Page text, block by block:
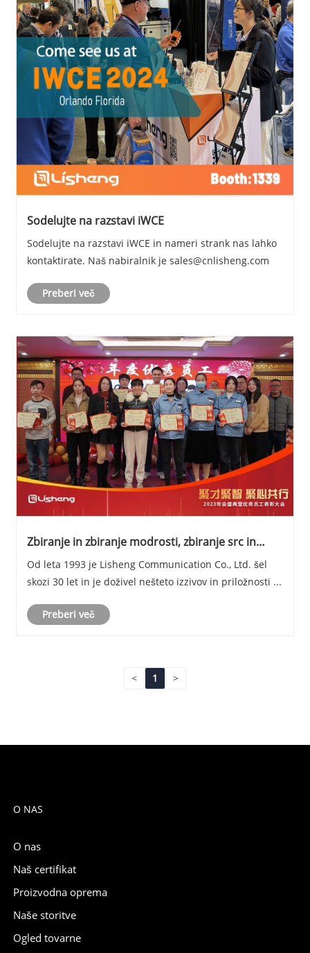
Sodelujte na razstavi iWCE
Sodelujte na razstavi iWCE in nameri strank nas lahko
kontaktirate. Naš nabiralnik je sales@cnlisheng.com
Preberi več
Zbiranje in zbiranje modrosti, zbiranje src in
Od leta 1993 je Lisheng Communication Co., Ltd. šel
skozi 30 let in je doživel nešteto izzivov in priložnosti ...
Preberi več
< 1 >
O NAS
O nas
Naš certifikat
Proizvodna oprema
Naše storitve
Ogled tovarne